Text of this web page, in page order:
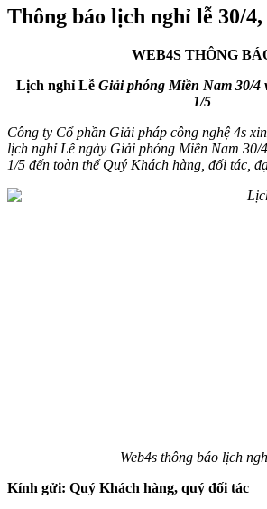
Thông báo lịch nghỉ lễ 30/4,
WEB4S THÔNG
Lịch nghỉ Lễ Giải phóng Miền Nam 30/4
1/5
Công ty Cổ phần Giải pháp công nghệ 4s
lịch nghỉ Lễ ngày Giải phóng Miền Nam 30/
1/5 đến toàn thể Quý Khách hàng, đối tác,
Web4s thông báo lịch
Kính gửi: Quý Khách hàng, quý đối tác